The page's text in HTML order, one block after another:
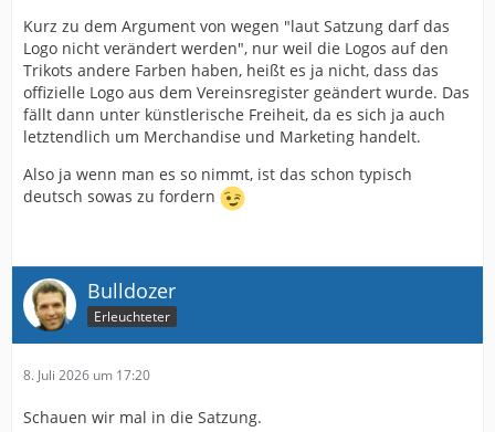
Kurz zu dem Argument von wegen "laut Satzung darf das
Logo nicht verändert werden", nur weil die Logos auf den
Trikots andere Farben haben, heißt es ja nicht, dass das
offizielle Logo aus dem Vereinsregister geändert wurde. Das
fällt dann unter künstlerische Freiheit, da es sich ja auch
letztendlich um Merchandise und Marketing handelt.
Also ja wenn man es so nimmt, ist das schon typisch
deutsch sowas zu fordern
Bulldozer
Erleuchteter
8. Juli 2026 um 17:20
Schauen wir mal in die Satzung.